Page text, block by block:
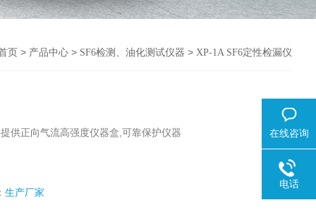
页 > 产品中心 > SF6检测、油化测试仪器 > XP-1A SF6定性检漏仪
供正向气流高强度仪器盒,可靠保护仪器
生产厂家
在线咨询
电话